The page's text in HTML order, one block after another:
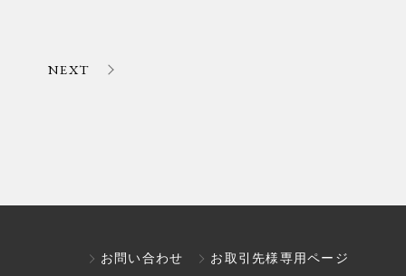
NEXT
お問い合わせ お取引先様専用ページ